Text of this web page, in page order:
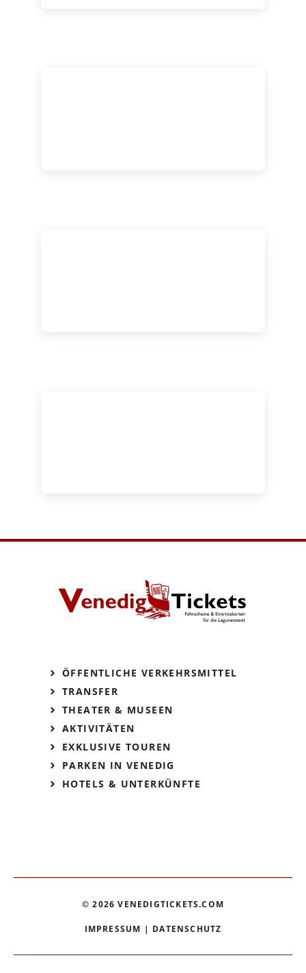
ÖFFENTLICHE VERKEHRSMITTEL
TRANSFER
THEATER & MUSEEN
AKTIVITÄTEN
EXKLUSIVE TOUREN
PARKEN IN VENEDIG
HOTELS & UNTERKÜNFTE
© 2026 VENEDIGTICKETS.COM
IMPRESSUM | DATENSCHUTZ